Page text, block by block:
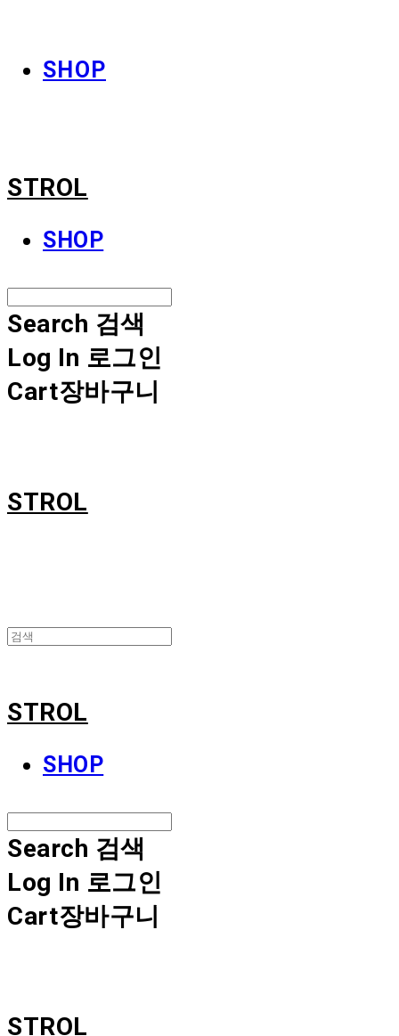
SHOP
STROL
SHOP
Search 검색
Log In 로그인
Cart장바구니
STROL
STROL
SHOP
Search 검색
Log In 로그인
Cart장바구니
STROL